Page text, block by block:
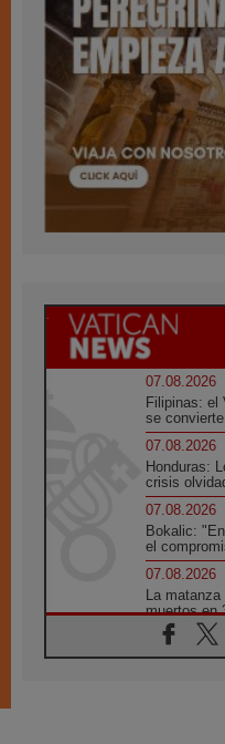
07.08.2026
Filipinas: el
se
07.08.2026
Honduras:
crisis
07.08.2026
Bokalic:
el
07.08.2026
La
muertos en
07.08.2026
Tagle: La